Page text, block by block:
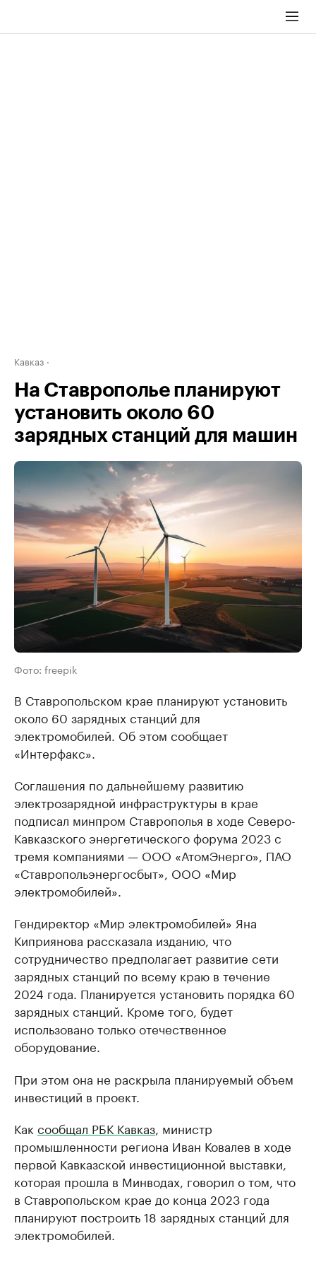
Кавказ
На Ставрополье планируют
установить около 60
зарядных станций для машин
Фото: freepik
В Ставропольском крае планируют установить
около 60 зарядных станций для
электромобилей. Об этом сообщает
«Интерфакс».
Соглашения по дальнейшему развитию
электрозарядной инфраструктуры в крае
подписал минпром Ставрополья в ходе Северо-
Кавказского энергетического форума 2023 с
тремя компаниями — ООО «АтомЭнерго», ПАО
«Ставропольэнергосбыт», ООО «Мир
электромобилей».
Гендиректор «Мир электромобилей» Яна
Киприянова рассказала изданию, что
сотрудничество предполагает развитие сети
зарядных станций по всему краю в течение
2024 года. Планируется установить порядка 60
зарядных станций. Кроме того, будет
использовано только отечественное
оборудование.
При этом она не раскрыла планируемый объем
инвестиций в проект.
Как сообщал РБК Кавказ, министр
промышленности региона Иван Ковалев в ходе
первой Кавказской инвестиционной выставки,
которая прошла в Минводах, говорил о том, что
в Ставропольском крае до конца 2023 года
планируют построить 18 зарядных станций для
электромобилей.